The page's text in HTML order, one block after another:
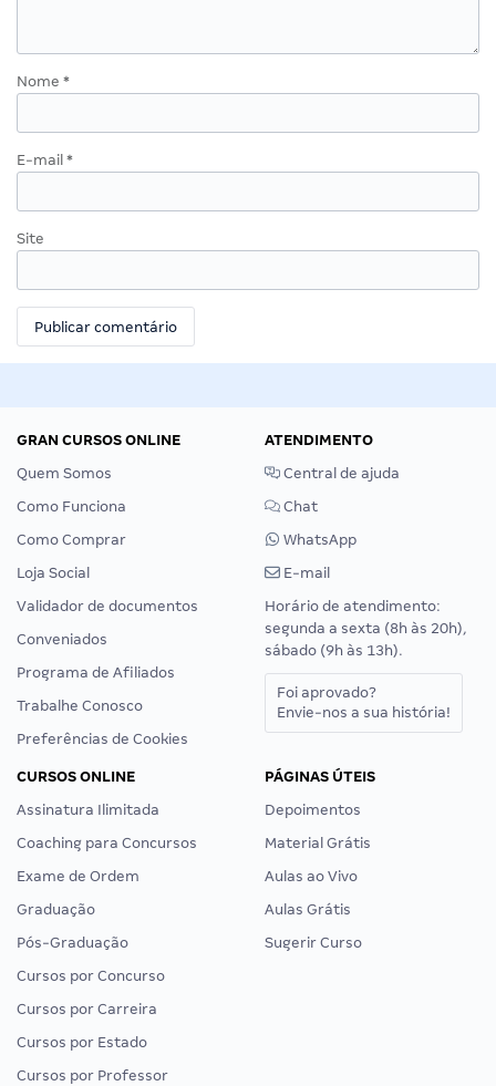
Nome *
E-mail *
Site
GRAN CURSOS ONLINE
Quem Somos
Como Funciona
Como Comprar
Loja Social
Validador de documentos
Conveniados
Programa de Afiliados
Trabalhe Conosco
Preferências de Cookies
ATENDIMENTO
Central de ajuda
Chat
WhatsApp
E-mail
Horário de atendimento:
segunda a sexta (8h às 20h),
sábado (9h às 13h).
Foi aprovado?
Envie-nos a sua história!
CURSOS ONLINE
Assinatura Ilimitada
Coaching para Concursos
Exame de Ordem
Graduação
Pós-Graduação
Cursos por Concurso
Cursos por Carreira
Cursos por Estado
Cursos por Professor
PÁGINAS ÚTEIS
Depoimentos
Material Grátis
Aulas ao Vivo
Aulas Grátis
Sugerir Curso